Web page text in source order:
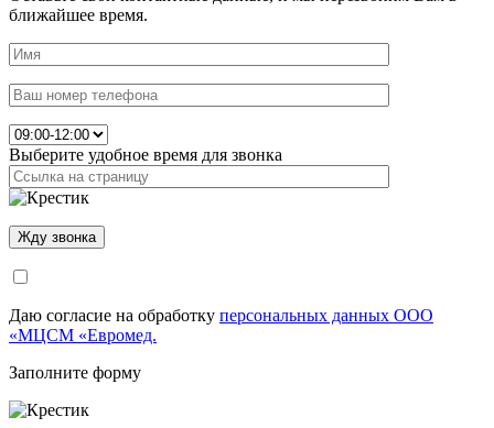
ближайшее время.
Выберите удобное время для звонка
Даю согласие на обработку персональных данных ООО
«МЦСМ «Евромед.
Заполните форму